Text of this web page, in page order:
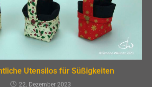
Utensilos für Süßigkeiten
22. Dezember 2023